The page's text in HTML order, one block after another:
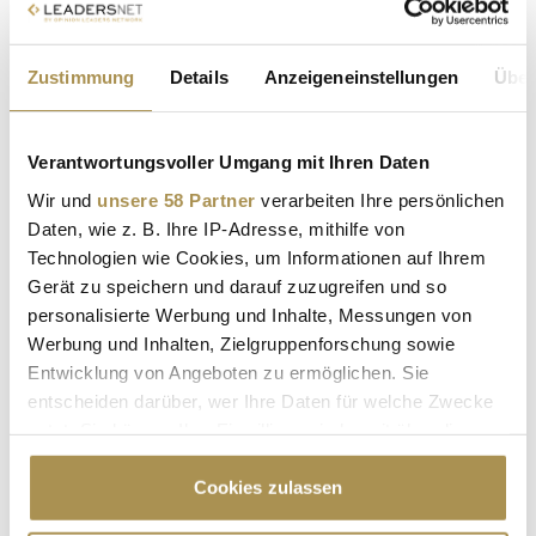
Zustimmung Details Anzeigeneinstellungen
Verantwortungsvoller Umgang mit Ihren Daten
Wir und unsere 58 Partner verarbeiten Ihre persönlichen
Daten, wie z. B. Ihre IP-Adresse, mithilfe von
Technologien wie Cookies, um Informationen auf Ihrem
Gerät zu speichern und darauf zuzugreifen und so
personalisierte Werbung und Inhalte, Messungen von
Werbung und Inhalten, Zielgruppenforschung sowie
Entwicklung von Angeboten zu ermöglichen. Sie
entscheiden darüber, wer Ihre Daten für welche Zwecke
Cookie-Erklärung oder durch Klicken auf das Privacy
Trigger Symbol ändern oder widerrufen
Cookies zulassen
Ein Beitrag geteilt von Six Senses (@sixsenses)
In diesen Enklaven werden Manager an Elektroden
nutzen Neurofeedback und lassen sich den Schädel elektrisch
Resilienz.
Alter Wein in goldenen Schläuchen
Der Trend offenbart eine paradoxe Wahrheit. Hinter dem
futuristischen Vokabular aus Gehirnstimulation und
kognitiven Benchmarks verbirgt sich eine fundamentale
Banalität. Was die Luxus-Kliniken ihren betuchten Klienten
Neu ist nicht die Methode, neu ist die Verpackung. Aus